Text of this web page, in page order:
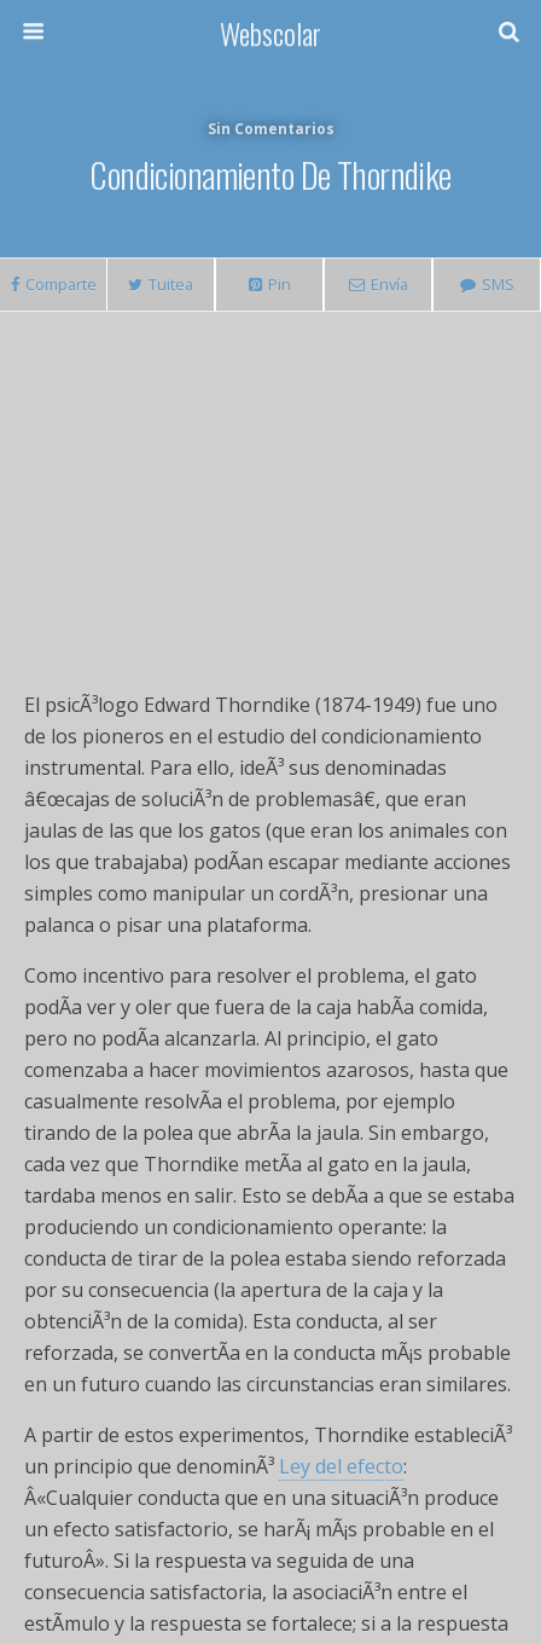
Webscolar
Sin Comentarios
Condicionamiento De Thorndike
Comparte Tuitea Pin Envía SMS
El psicÃ³logo Edward Thorndike (1874-1949) fue uno
de los pioneros en el estudio del condicionamiento
instrumental. Para ello, ideÃ³ sus denominadas
â€œcajas de soluciÃ³n de problemasâ€, que eran
jaulas de las que los gatos (que eran los animales con
los que trabajaba) podÃ­an escapar mediante acciones
simples como manipular un cordÃ³n, presionar una
palanca o pisar una plataforma.
Como incentivo para resolver el problema, el gato
podÃ­a ver y oler que fuera de la caja habÃ­a comida,
pero no podÃ­a alcanzarla. Al principio, el gato
comenzaba a hacer movimientos azarosos, hasta que
casualmente resolvÃ­a el problema, por ejemplo
tirando de la polea que abrÃ­a la jaula. Sin embargo,
cada vez que Thorndike metÃ­a al gato en la jaula,
tardaba menos en salir. Esto se debÃ­a a que se estaba
produciendo un condicionamiento operante: la
conducta de tirar de la polea estaba siendo reforzada
por su consecuencia (la apertura de la caja y la
obtenciÃ³n de la comida). Esta conducta, al ser
reforzada, se convertÃ­a en la conducta mÃ¡s probable
en un futuro cuando las circunstancias eran similares.
A partir de estos experimentos, Thorndike estableciÃ³
un principio que denominÃ³ Ley del efecto:
Â«Cualquier conducta que en una situaciÃ³n produce
un efecto satisfactorio, se harÃ¡ mÃ¡s probable en el
futuroÂ». Si la respuesta va seguida de una
consecuencia satisfactoria, la asociaciÃ³n entre el
estÃ­mulo y la respuesta se fortalece; si a la respuesta